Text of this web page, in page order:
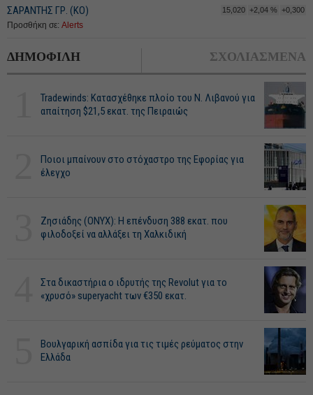
ΣΑΡΑΝΤΗΣ ΓΡ. (ΚΟ) 15,020 +2,04 % +0,300
Προσθήκη σε: Alerts
ΔΗΜΟΦΙΛΗ ΣΧΟΛΙΑΣΜΕΝΑ
Tradewinds: Κατασχέθηκε πλοίο του Ν. Λιβανού για
απαίτηση $21,5 εκατ. της Πειραιώς
Ποιοι μπαίνουν στο στόχαστρο της Εφορίας για
έλεγχο
Ζησιάδης (ONYX): Η επένδυση 388 εκατ. που
φιλοδοξεί να αλλάξει τη Χαλκιδική
Στα δικαστήρια ο ιδρυτής της Revolut για το
«χρυσό» superyacht των €350 εκατ.
Βουλγαρική ασπίδα για τις τιμές ρεύματος στην
Ελλάδα